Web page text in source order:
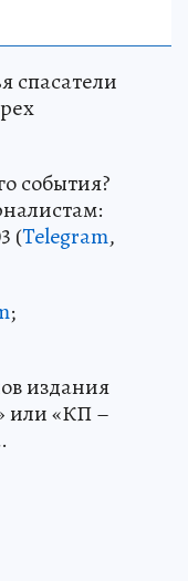
спасатели
события?
(Telegram,
;
издания
или «КП –